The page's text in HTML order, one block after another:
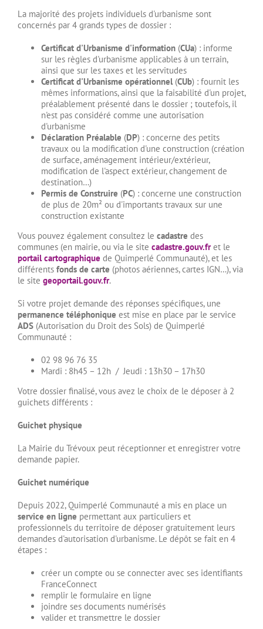
La majorité des projets individuels d'urbanisme sont
concernés par 4 grands types de dossier :
Certificat d'Urbanisme d'information (CUa) : informe
sur les règles d'urbanisme applicables à un terrain,
ainsi que sur les taxes et les servitudes
Certificat d'Urbanisme opérationnel(CUb) : fournit les
mêmes informations, ainsi que la faisabilité d'un projet,
préalablement présenté dans le dossier ; toutefois, il
n'est pas considéré comme une autorisation
d'urbanisme
Déclaration Préalable (DP) : concerne des petits
travaux ou la modification d'une construction (création
de surface, aménagement intérieur/extérieur,
modification de l'aspect extérieur, changement de
destination…)
Permis de Construire (PC) : concerne une construction
de plus de 20m² ou d'importants travaux sur une
construction existante
Vous pouvez également consultez le cadastre des
communes (en mairie, ou via le site cadastre.gouv.fret le
portail cartographique de Quimperlé Communauté), et les
différents fonds de carte (photos aériennes, cartes IGN…), via
le site geoportail.gouv.fr.
Si votre projet demande des réponses spécifiques, une
permanence téléphonique est mise en place par le service
ADS (Autorisation du Droit des Sols) de Quimperlé
Communauté :
02 98 96 76 35
Mardi : 8h45 – 12h / Jeudi : 13h30 – 17h30
Votre dossier finalisé, vous avez le choix de le déposer à 2
guichets différents :
Guichet physique
La Mairie du Trévoux peut réceptionner et enregistrer votre
demande papier.
Guichet numérique
Depuis 2022, Quimperlé Communauté a mis en place un
service en ligne permettant aux particuliers et
professionnels du territoire de déposer gratuitement leurs
demandes d'autorisation d'urbanisme. Le dépôt se fait en 4
étapes :
créer un compte ou se connecter avec ses identifiants
FranceConnect
remplir le formulaire en ligne
joindre ses documents numérisés
valider et transmettre le dossier